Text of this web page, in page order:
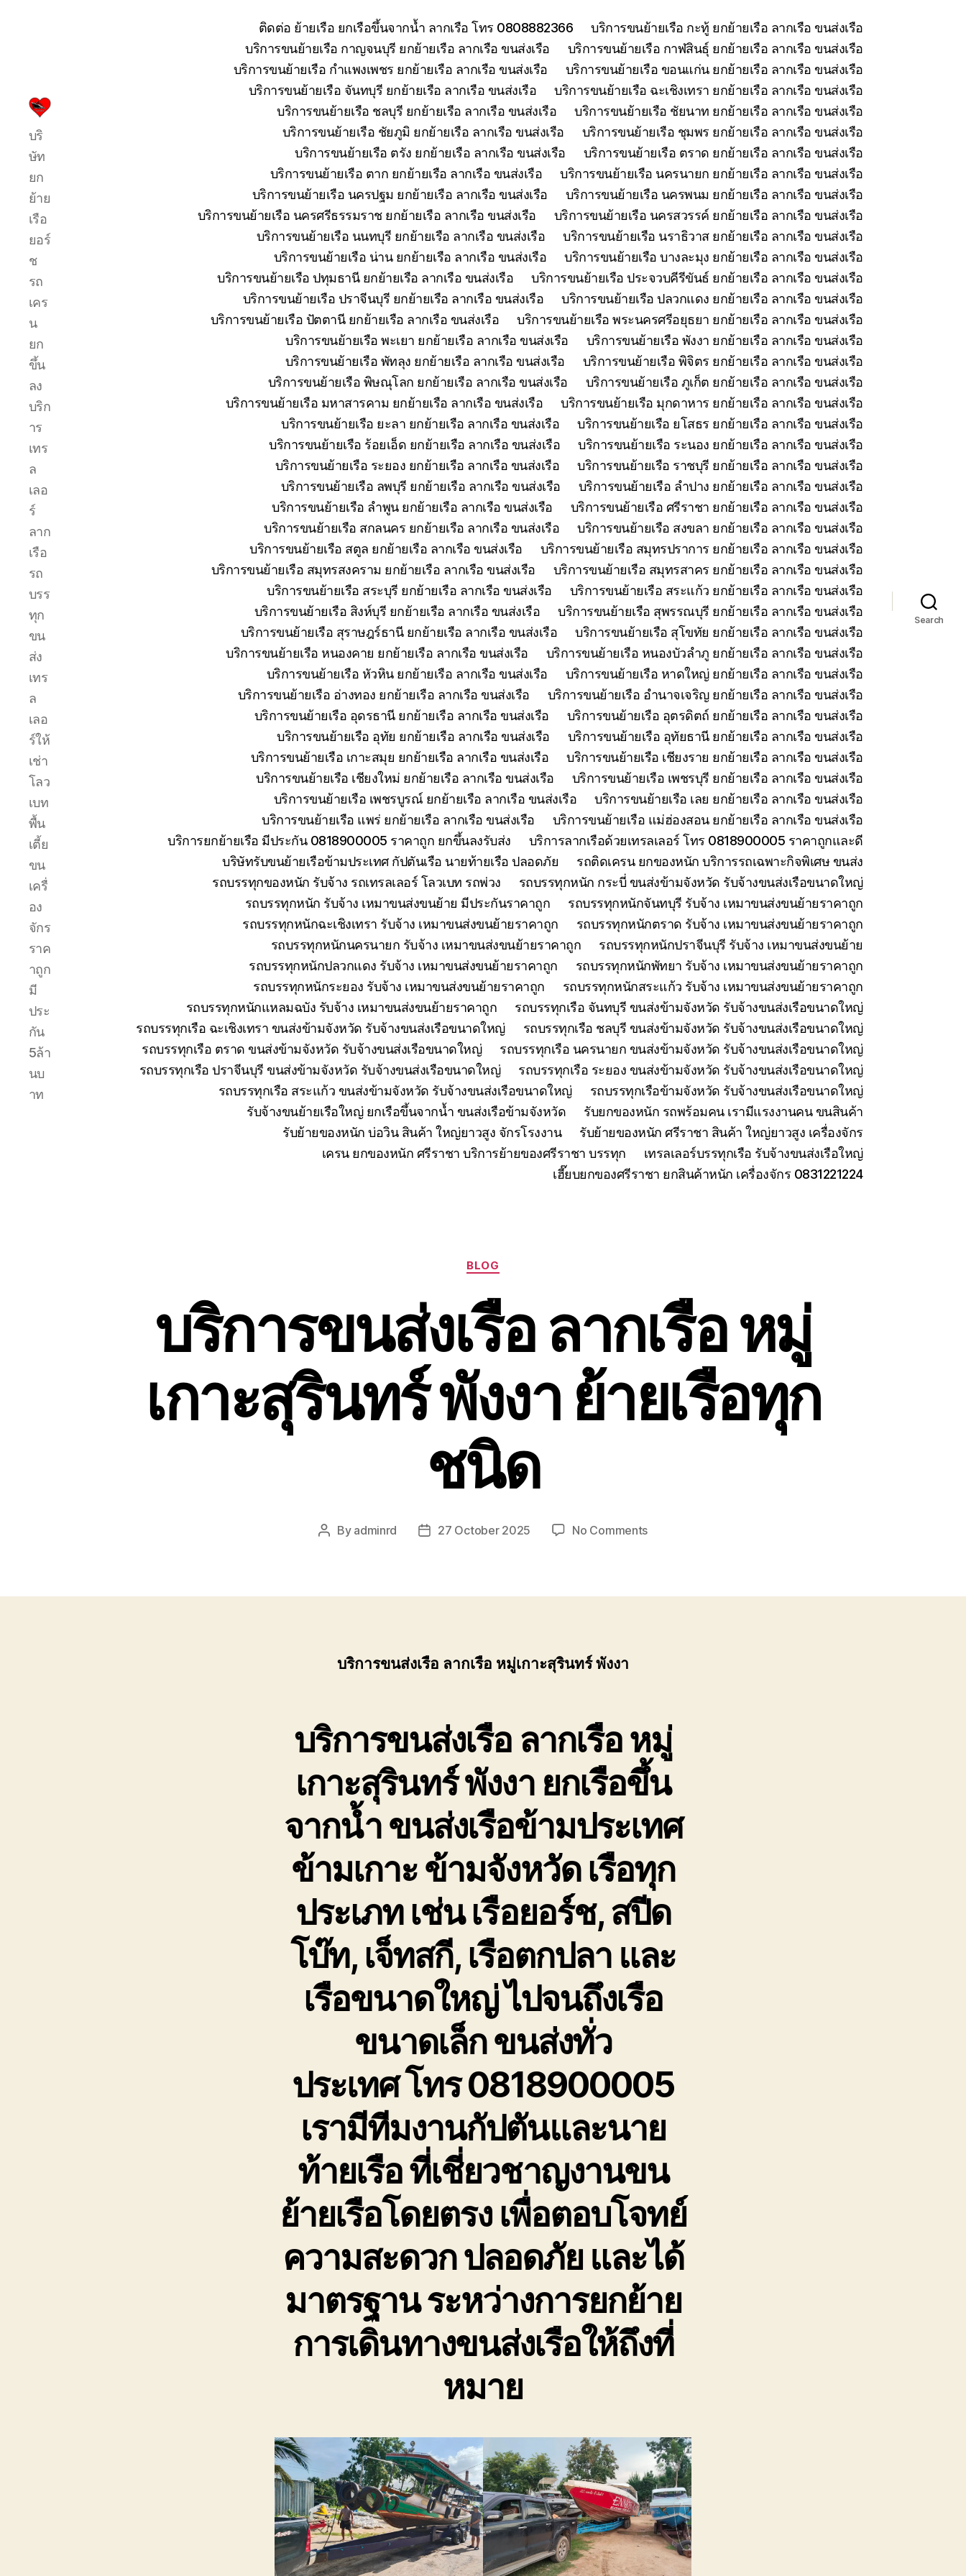
รับ
ขน
ย้าย
ใหญ่
เครน
ยก
ขึ้น
จาก
น้ำ
โทร
0818900005
บริษัท
เรา
เชี่ยวชาญ
งาน
ย้าย
เรือ
โดยตรง
เพื่อ
ตอบ
โจทย์
ความ
สะดวก
และ
ได้
มาตรฐาน
การ
ยก
ย้าย
เดิน
ทาง
ขนส่ง
เรือ
ให้
ถึงที่
หมาย
บริ
ษัท
ยก
ย้าย
เรือ
ยอร์
ช
รถ
เคร
น
ยก
ขึ้น
ลง
บริก
าร
เทร
ล
เลอ
ร์
ลาก
เรือ
รถ
บรร
ทุก
ขน
ส่ง
เทร
ล
เลอ
ร์ให้
เช่า
โลว
เบท
พื้น
เตี้ย
ขน
เครื่
อง
จักร
ราค
าถูก
มี
ประ
กัน
5ล้า
นบ
าท
ติดต่อ ย้ายเรือ ยกเรือขึ้นจากน้ำ ลากเรือ โทร 0808882366
บริการขนย้ายเรือ กะทู้ ยกย้ายเรือ ลากเรือ ขนส่งเรือ
บริการขนย้ายเรือ กาญจนบุรี ยกย้ายเรือ ลากเรือ ขนส่งเรือ
บริการขนย้ายเรือ กาฬสินธุ์ ยกย้ายเรือ ลากเรือ ขนส่งเรือ
บริการขนย้ายเรือ กำแพงเพชร ยกย้ายเรือ ลากเรือ ขนส่งเรือ
บริการขนย้ายเรือ ขอนแก่น ยกย้ายเรือ ลากเรือ ขนส่งเรือ
บริการขนย้ายเรือ จันทบุรี ยกย้ายเรือ ลากเรือ ขนส่งเรือ
บริการขนย้ายเรือ ฉะเชิงเทรา ยกย้ายเรือ ลากเรือ ขนส่งเรือ
บริการขนย้ายเรือ ชลบุรี ยกย้ายเรือ ลากเรือ ขนส่งเรือ
บริการขนย้ายเรือ ชัยนาท ยกย้ายเรือ ลากเรือ ขนส่งเรือ
บริการขนย้ายเรือ ชัยภูมิ ยกย้ายเรือ ลากเรือ ขนส่งเรือ
บริการขนย้ายเรือ ชุมพร ยกย้ายเรือ ลากเรือ ขนส่งเรือ
บริการขนย้ายเรือ ตรัง ยกย้ายเรือ ลากเรือ ขนส่งเรือ
บริการขนย้ายเรือ ตราด ยกย้ายเรือ ลากเรือ ขนส่งเรือ
บริการขนย้ายเรือ ตาก ยกย้ายเรือ ลากเรือ ขนส่งเรือ
บริการขนย้ายเรือ นครนายก ยกย้ายเรือ ลากเรือ ขนส่งเรือ
บริการขนย้ายเรือ นครปฐม ยกย้ายเรือ ลากเรือ ขนส่งเรือ
บริการขนย้ายเรือ นครพนม ยกย้ายเรือ ลากเรือ ขนส่งเรือ
บริการขนย้ายเรือ นครศรีธรรมราช ยกย้ายเรือ ลากเรือ ขนส่งเรือ
บริการขนย้ายเรือ นครสวรรค์ ยกย้ายเรือ ลากเรือ ขนส่งเรือ
บริการขนย้ายเรือ นนทบุรี ยกย้ายเรือ ลากเรือ ขนส่งเรือ
บริการขนย้ายเรือ นราธิวาส ยกย้ายเรือ ลากเรือ ขนส่งเรือ
บริการขนย้ายเรือ น่าน ยกย้ายเรือ ลากเรือ ขนส่งเรือ
บริการขนย้ายเรือ บางละมุง ยกย้ายเรือ ลากเรือ ขนส่งเรือ
บริการขนย้ายเรือ ปทุมธานี ยกย้ายเรือ ลากเรือ ขนส่งเรือ
บริการขนย้ายเรือ ประจวบคีรีขันธ์ ยกย้ายเรือ ลากเรือ ขนส่งเรือ
บริการขนย้ายเรือ ปราจีนบุรี ยกย้ายเรือ ลากเรือ ขนส่งเรือ
บริการขนย้ายเรือ ปลวกแดง ยกย้ายเรือ ลากเรือ ขนส่งเรือ
บริการขนย้ายเรือ ปัตตานี ยกย้ายเรือ ลากเรือ ขนส่งเรือ
บริการขนย้ายเรือ พระนครศรีอยุธยา ยกย้ายเรือ ลากเรือ ขนส่งเรือ
บริการขนย้ายเรือ พะเยา ยกย้ายเรือ ลากเรือ ขนส่งเรือ
บริการขนย้ายเรือ พังงา ยกย้ายเรือ ลากเรือ ขนส่งเรือ
บริการขนย้ายเรือ พัทลุง ยกย้ายเรือ ลากเรือ ขนส่งเรือ
บริการขนย้ายเรือ พิจิตร ยกย้ายเรือ ลากเรือ ขนส่งเรือ
บริการขนย้ายเรือ พิษณุโลก ยกย้ายเรือ ลากเรือ ขนส่งเรือ
บริการขนย้ายเรือ ภูเก็ต ยกย้ายเรือ ลากเรือ ขนส่งเรือ
บริการขนย้ายเรือ มหาสารคาม ยกย้ายเรือ ลากเรือ ขนส่งเรือ
บริการขนย้ายเรือ มุกดาหาร ยกย้ายเรือ ลากเรือ ขนส่งเรือ
บริการขนย้ายเรือ ยะลา ยกย้ายเรือ ลากเรือ ขนส่งเรือ
บริการขนย้ายเรือ ยโสธร ยกย้ายเรือ ลากเรือ ขนส่งเรือ
บริการขนย้ายเรือ ร้อยเอ็ด ยกย้ายเรือ ลากเรือ ขนส่งเรือ
บริการขนย้ายเรือ ระนอง ยกย้ายเรือ ลากเรือ ขนส่งเรือ
บริการขนย้ายเรือ ระยอง ยกย้ายเรือ ลากเรือ ขนส่งเรือ
บริการขนย้ายเรือ ราชบุรี ยกย้ายเรือ ลากเรือ ขนส่งเรือ
บริการขนย้ายเรือ ลพบุรี ยกย้ายเรือ ลากเรือ ขนส่งเรือ
บริการขนย้ายเรือ ลำปาง ยกย้ายเรือ ลากเรือ ขนส่งเรือ
บริการขนย้ายเรือ ลำพูน ยกย้ายเรือ ลากเรือ ขนส่งเรือ
บริการขนย้ายเรือ ศรีราชา ยกย้ายเรือ ลากเรือ ขนส่งเรือ
บริการขนย้ายเรือ สกลนคร ยกย้ายเรือ ลากเรือ ขนส่งเรือ
บริการขนย้ายเรือ สงขลา ยกย้ายเรือ ลากเรือ ขนส่งเรือ
บริการขนย้ายเรือ สตูล ยกย้ายเรือ ลากเรือ ขนส่งเรือ
บริการขนย้ายเรือ สมุทรปราการ ยกย้ายเรือ ลากเรือ ขนส่งเรือ
บริการขนย้ายเรือ สมุทรสงคราม ยกย้ายเรือ ลากเรือ ขนส่งเรือ
บริการขนย้ายเรือ สมุทรสาคร ยกย้ายเรือ ลากเรือ ขนส่งเรือ
บริการขนย้ายเรือ สระบุรี ยกย้ายเรือ ลากเรือ ขนส่งเรือ
บริการขนย้ายเรือ สระแก้ว ยกย้ายเรือ ลากเรือ ขนส่งเรือ
บริการขนย้ายเรือ สิงห์บุรี ยกย้ายเรือ ลากเรือ ขนส่งเรือ
บริการขนย้ายเรือ สุพรรณบุรี ยกย้ายเรือ ลากเรือ ขนส่งเรือ
บริการขนย้ายเรือ สุราษฎร์ธานี ยกย้ายเรือ ลากเรือ ขนส่งเรือ
บริการขนย้ายเรือ สุโขทัย ยกย้ายเรือ ลากเรือ ขนส่งเรือ
บริการขนย้ายเรือ หนองคาย ยกย้ายเรือ ลากเรือ ขนส่งเรือ
บริการขนย้ายเรือ หนองบัวลำภู ยกย้ายเรือ ลากเรือ ขนส่งเรือ
บริการขนย้ายเรือ หัวหิน ยกย้ายเรือ ลากเรือ ขนส่งเรือ
บริการขนย้ายเรือ หาดใหญ่ ยกย้ายเรือ ลากเรือ ขนส่งเรือ
บริการขนย้ายเรือ อ่างทอง ยกย้ายเรือ ลากเรือ ขนส่งเรือ
บริการขนย้ายเรือ อำนาจเจริญ ยกย้ายเรือ ลากเรือ ขนส่งเรือ
บริการขนย้ายเรือ อุดรธานี ยกย้ายเรือ ลากเรือ ขนส่งเรือ
บริการขนย้ายเรือ อุตรดิตถ์ ยกย้ายเรือ ลากเรือ ขนส่งเรือ
บริการขนย้ายเรือ อุทัย ยกย้ายเรือ ลากเรือ ขนส่งเรือ
บริการขนย้ายเรือ อุทัยธานี ยกย้ายเรือ ลากเรือ ขนส่งเรือ
บริการขนย้ายเรือ เกาะสมุย ยกย้ายเรือ ลากเรือ ขนส่งเรือ
บริการขนย้ายเรือ เชียงราย ยกย้ายเรือ ลากเรือ ขนส่งเรือ
บริการขนย้ายเรือ เชียงใหม่ ยกย้ายเรือ ลากเรือ ขนส่งเรือ
บริการขนย้ายเรือ เพชรบุรี ยกย้ายเรือ ลากเรือ ขนส่งเรือ
บริการขนย้ายเรือ เพชรบูรณ์ ยกย้ายเรือ ลากเรือ ขนส่งเรือ
บริการขนย้ายเรือ เลย ยกย้ายเรือ ลากเรือ ขนส่งเรือ
บริการขนย้ายเรือ แพร่ ยกย้ายเรือ ลากเรือ ขนส่งเรือ
บริการขนย้ายเรือ แม่ฮ่องสอน ยกย้ายเรือ ลากเรือ ขนส่งเรือ
บริการยกย้ายเรือ มีประกัน 0818900005 ราคาถูก ยกขึ้นลงรับส่ง
บริการลากเรือด้วยเทรลเลอร์ โทร 0818900005 ราคาถูกและดี
บริษัทรับขนย้ายเรือข้ามประเทศ กัปตันเรือ นายท้ายเรือ ปลอดภัย
รถติดเครน ยกของหนัก บริการรถเฉพาะกิจพิเศษ ขนส่ง
รถบรรทุกของหนัก รับจ้าง รถเทรลเลอร์ โลวเบท รถพ่วง
รถบรรทุกหนัก กระบี่ ขนส่งข้ามจังหวัด รับจ้างขนส่งเรือขนาดใหญ่
รถบรรทุกหนัก รับจ้าง เหมาขนส่งขนย้าย มีประกันราคาถูก
รถบรรทุกหนักจันทบุรี รับจ้าง เหมาขนส่งขนย้ายราคาถูก
รถบรรทุกหนักฉะเชิงเทรา รับจ้าง เหมาขนส่งขนย้ายราคาถูก
รถบรรทุกหนักตราด รับจ้าง เหมาขนส่งขนย้ายราคาถูก
รถบรรทุกหนักนครนายก รับจ้าง เหมาขนส่งขนย้ายราคาถูก
รถบรรทุกหนักปราจีนบุรี รับจ้าง เหมาขนส่งขนย้าย
รถบรรทุกหนักปลวกแดง รับจ้าง เหมาขนส่งขนย้ายราคาถูก
รถบรรทุกหนักพัทยา รับจ้าง เหมาขนส่งขนย้ายราคาถูก
รถบรรทุกหนักระยอง รับจ้าง เหมาขนส่งขนย้ายราคาถูก
รถบรรทุกหนักสระแก้ว รับจ้าง เหมาขนส่งขนย้ายราคาถูก
รถบรรทุกหนักแหลมฉบัง รับจ้าง เหมาขนส่งขนย้ายราคาถูก
รถบรรทุกเรือ จันทบุรี ขนส่งข้ามจังหวัด รับจ้างขนส่งเรือขนาดใหญ่
รถบรรทุกเรือ ฉะเชิงเทรา ขนส่งข้ามจังหวัด รับจ้างขนส่งเรือขนาดใหญ่
รถบรรทุกเรือ ชลบุรี ขนส่งข้ามจังหวัด รับจ้างขนส่งเรือขนาดใหญ่
รถบรรทุกเรือ ตราด ขนส่งข้ามจังหวัด รับจ้างขนส่งเรือขนาดใหญ่
รถบรรทุกเรือ นครนายก ขนส่งข้ามจังหวัด รับจ้างขนส่งเรือขนาดใหญ่
รถบรรทุกเรือ ปราจีนบุรี ขนส่งข้ามจังหวัด รับจ้างขนส่งเรือขนาดใหญ่
รถบรรทุกเรือ ระยอง ขนส่งข้ามจังหวัด รับจ้างขนส่งเรือขนาดใหญ่
รถบรรทุกเรือ สระแก้ว ขนส่งข้ามจังหวัด รับจ้างขนส่งเรือขนาดใหญ่
รถบรรทุกเรือข้ามจังหวัด รับจ้างขนส่งเรือขนาดใหญ่
รับจ้างขนย้ายเรือใหญ่ ยกเรือขึ้นจากน้ำ ขนส่งเรือข้ามจังหวัด
รับยกของหนัก รถพร้อมคน เรามีแรงงานคน ขนสินค้า
รับย้ายของหนัก บ่อวิน สินค้า ใหญ่ยาวสูง จักรโรงงาน
รับย้ายของหนัก ศรีราชา สินค้า ใหญ่ยาวสูง เครื่องจักร
เครน ยกของหนัก ศรีราชา บริการย้ายของศรีราชา บรรทุก
เทรลเลอร์บรรทุกเรือ รับจ้างขนส่งเรือใหญ่
เฮี๊ยบยกของศรีราชา ยกสินค้าหนัก เครื่องจักร 0831221224
Search
Categories
BLOG
บริการขนส่งเรือ ลากเรือ หมู่
เกาะสุรินทร์ พังงา ย้ายเรือทุก
ชนิด
Post
By adminrd
Post27 October 2025 No Commentson
ลาก
ทุก
ชนิด
บริการขนส่งเรือ ลากเรือ หมู่เกาะสุรินทร์ พังงา
บริการขนส่งเรือ ลากเรือ หมู่
เกาะสุรินทร์ พังงายกเรือขึ้น
จากน้ำ ขนส่งเรือข้ามประเทศ
ข้ามเกาะ ข้ามจังหวัด เรือทุก
ประเภท เช่น เรือยอร์ช, สปีด
โบ๊ท, เจ็ทสกี, เรือตกปลา และ
เรือขนาดใหญ่ ไปจนถึงเรือ
ขนาดเล็ก ขนส่งทั่ว
ประเทศ โทร 0818900005
เรามีทีมงานกัปตันและนาย
ท้ายเรือ ที่เชี่ยวชาญงานขน
ย้ายเรือโดยตรง เพื่อตอบโจทย์
ความสะดวก ปลอดภัย และได้
มาตรฐาน ระหว่างการยกย้าย
การเดินทางขนส่งเรือให้ถึงที่
หมาย